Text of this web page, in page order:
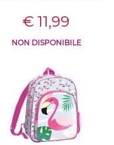
€ 11,99
NON DISPONIBILE